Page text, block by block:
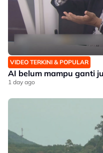
VIDEO TERKINI & POPULAR
AI belum mampu ganti
1 day ago